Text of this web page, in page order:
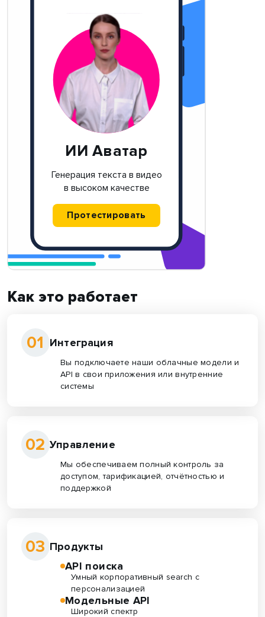
Как это работает
01 Интеграция
Вы подключаете наши облачные модели и
API в свои приложения или внутренние
системы
02 Управление
Мы обеспечиваем полный контроль за
доступом, тарификацией, отчётностью и
поддержкой
03 Продукты
API поиска
Умный корпоративный search с
персонализацией
Модельные API
Широкий спектр
ИИ Аватар
Генерация текста в видео
в высоком качестве
Протестировать